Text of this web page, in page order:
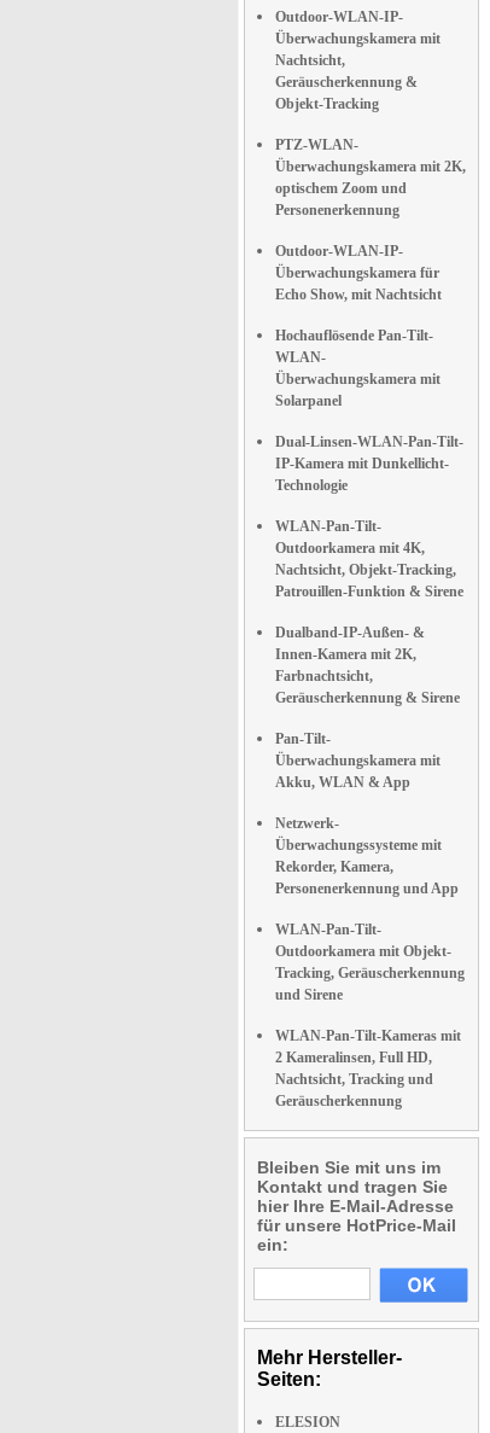
Outdoor-WLAN-IP-
Überwachungskamera mit
Nachtsicht,
Geräuscherkennung &
Objekt-Tracking
PTZ-WLAN-
Überwachungskamera mit 2K,
optischem Zoom und
Personenerkennung
Outdoor-WLAN-IP-
Überwachungskamera für
Echo Show, mit Nachtsicht
Hochauflösende Pan-Tilt-
WLAN-
Überwachungskamera mit
Solarpanel
Dual-Linsen-WLAN-Pan-Tilt-
IP-Kamera mit Dunkellicht-
Technologie
WLAN-Pan-Tilt-
Outdoorkamera mit 4K,
Nachtsicht, Objekt-Tracking,
Patrouillen-Funktion & Sirene
Dualband-IP-Außen- &
Innen-Kamera mit 2K,
Farbnachtsicht,
Geräuscherkennung & Sirene
Pan-Tilt-
Überwachungskamera mit
Akku, WLAN & App
Netzwerk-
Überwachungssysteme mit
Rekorder, Kamera,
Personenerkennung und App
WLAN-Pan-Tilt-
Outdoorkamera mit Objekt-
Tracking, Geräuscherkennung
und Sirene
WLAN-Pan-Tilt-Kameras mit
2 Kameralinsen, Full HD,
Nachtsicht, Tracking und
Geräuscherkennung
Bleiben Sie mit uns im
Kontakt und tragen Sie
hier Ihre E-Mail-Adresse
für unsere HotPrice-Mail
ein:
Mehr Hersteller-
Seiten:
ELESION